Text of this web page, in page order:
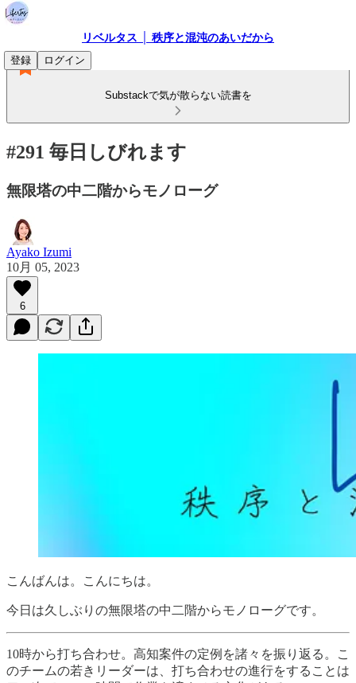
リベルタス │ 秩序と混沌のあいだから
登録
ログイン
Substackで気が散らない読書を
#291 毎日しびれます
無限塔の中二階からモノローグ
Ayako Izumi
10月 05, 2023
6
こんばんは。こんにちは。
今日は久しぶりの無限塔の中二階からモノローグです。
10時から打ち合わせ。高知案件の定例を諸々を振り返る。こ
のチームの若きリーダーは、打ち合わせの進行をすることは